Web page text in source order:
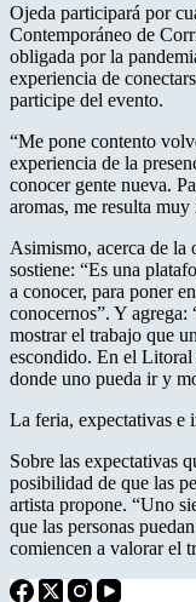
Ojeda participará por
Contemporáneo de
obligada por la
experiencia de
participe del evento.
“Me pone contento
experiencia de la
conocer gente nueva.
aromas, me resulta
Asimismo, acerca de la
sostiene: “Es una
a conocer, para poner
conocernos”. Y
mostrar el trabajo que
escondido. En el Litoral
donde uno pueda ir y
La feria, expectativas e
Sobre las expectativas
posibilidad de que las
artista propone. “Uno
que las personas
comiencen a valorar el